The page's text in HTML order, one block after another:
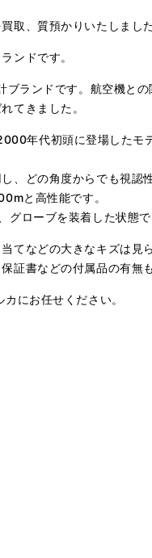
取、質預かりいたしました
ンドです。
ランドです。航空機と
てきました。
年代初頭に登場したモ
、どの角度からでも視認
と高性能です。
ローブを装着した状態で
てなどの大きなキズは見
証書などの付属品の有無
にお任せください。